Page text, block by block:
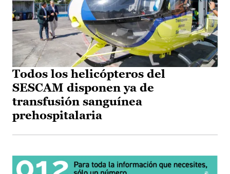
Todos los helicópteros del
SESCAM disponen ya de
transfusión sanguínea
prehospitalaria